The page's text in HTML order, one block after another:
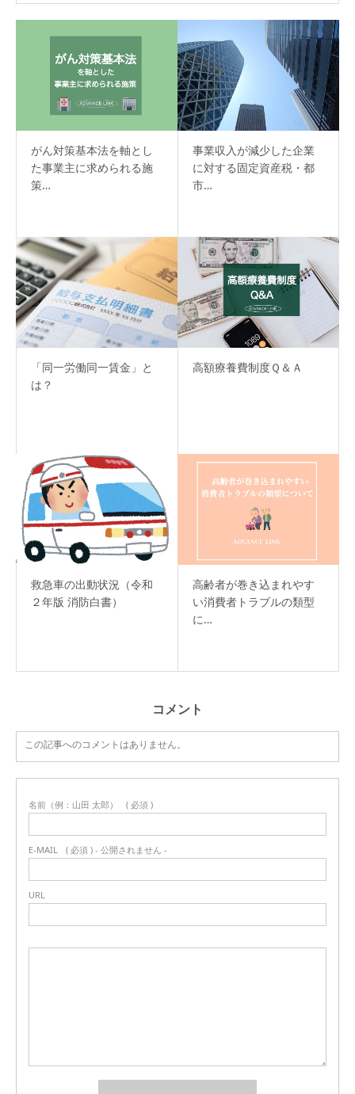
がん対策基本法を軸とし
た事業主に求められる施
策…
事業収入が減少した企業
に対する固定資産税・都
市…
「同一労働同一賃金」と
は？
高額療養費制度Ｑ＆Ａ
救急車の出動状況（令和
２年版 消防白書）
高齢者が巻き込まれやす
い消費者トラブルの類型
に…
コメント
この記事へのコメントはありません。
名前（例：山田 太郎） ( 必須 )
E-MAIL ( 必須 ) - 公開されません -
URL